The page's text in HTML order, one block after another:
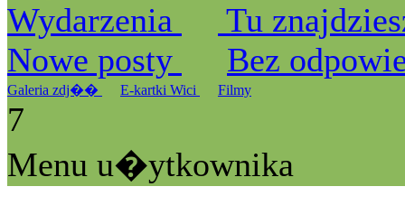
Wydarzenia
Tu
Nowe posty
Bez
Galeria zdj�� E-kartki Wici Filmy
7
Menu u�ytkownika